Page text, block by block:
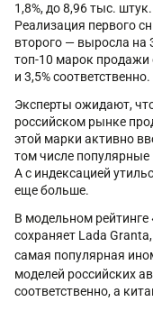
1,8%, до 8,96 тыс.
Реализация первого
второго — выросла на
топ-10 марок продажи
и 3,5% соответственно.
Эксперты ожидают,
российском рынке
этой марки активно
том числе популярные
А с индексацией
еще больше.
В модельном рейтинге
сохраняет Lada
самая популярная
моделей российских
соответственно, а